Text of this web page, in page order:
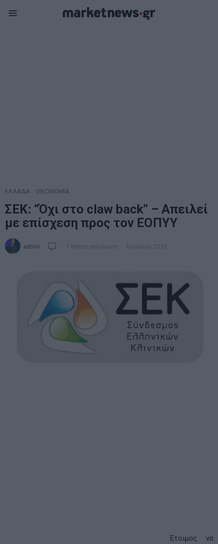
ΕΛΛΑΔΑ ΟΙΚΟΝΟΜΙΑ
ΣΕΚ: “Όχι στο claw back” – Απειλεί
με επίσχεση προς τον ΕΟΠΥΥ
admin 7 λεπτά ανάγνωση 4 Ιουλίου 2013
Έτοιμος να